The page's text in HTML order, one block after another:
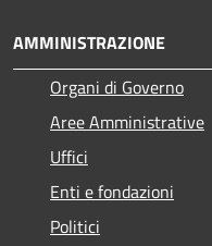
AMMINISTRAZIONE
Organi di Governo
Aree Amministrative
Uffici
Enti e fondazioni
Politici